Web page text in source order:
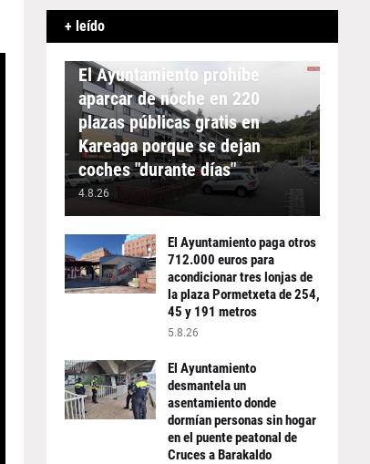
+ leído
APARCAMIENTO
El Ayuntamiento prohíbe
aparcar de noche en 220
plazas públicas gratis en
Kareaga porque se dejan
coches "durante días"
4.8.26
El Ayuntamiento paga otros
712.000 euros para
acondicionar tres lonjas de
la plaza Pormetxeta de 254,
45 y 191 metros
5.8.26
El Ayuntamiento
desmantela un
asentamiento donde
dormían personas sin hogar
en el puente peatonal de
Cruces a Barakaldo